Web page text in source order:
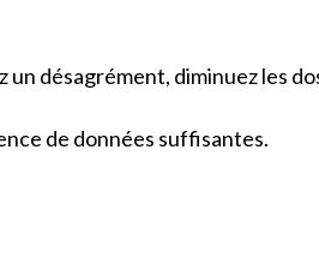
désagrément, diminuez les
de données suffisantes.